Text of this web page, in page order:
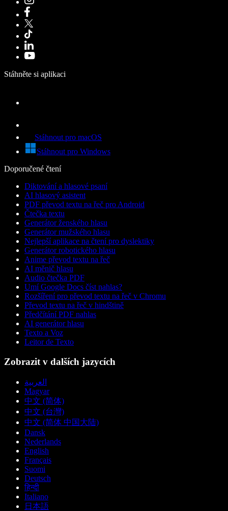
Stáhněte si aplikaci
Stáhnout pro macOS
Stáhnout pro Windows
Doporučené čtení
Diktování a hlasové psaní
AI hlasový asistent
PDF převod textu na řeč pro Android
Čtečka textu
Generátor ženského hlasu
Generátor mužského hlasu
Nejlepší aplikace na čtení pro dyslektiky
Generátor robotického hlasu
Anime převod textu na řeč
AI měnič hlasu
Audio čtečka PDF
Umí Google Docs číst nahlas?
Rozšíření pro převod textu na řeč v Chromu
Převod textu na řeč v hindštině
Předčítání PDF nahlas
AI generátor hlasu
Texto a Voz
Leitor de Texto
Zobrazit v dalších jazycích
العربية
Magyar
中文 (简体)
中文 (台灣)
中文 (简体 中国大陆)
Dansk
Nederlands
English
Français
Suomi
Deutsch
हिन्दी
Italiano
日本語